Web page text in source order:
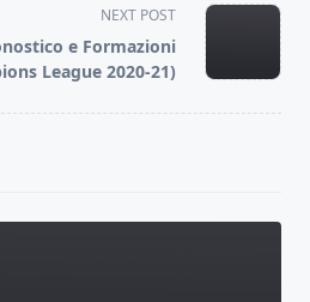
NEXT POST
e Formazioni
League 2020-21)